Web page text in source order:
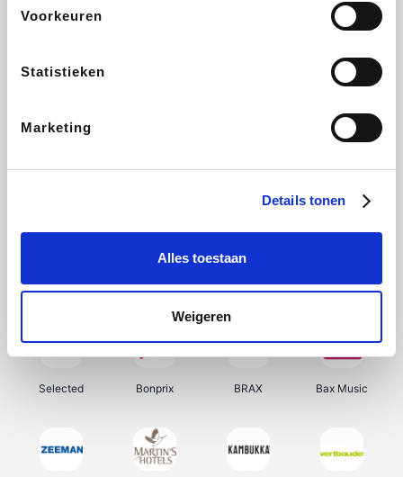
Voorkeuren
Statistieken
Marketing
Details tonen
Alles toestaan
Weigeren
CheapTickets.be DeubaXXL
Samsung Delonghi Tennis Point My Jewellery
Selected Bonprix BRAX Bax Music